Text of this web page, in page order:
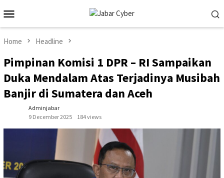
to
contentMenu
Home Headline
Pimpinan Komisi 1 DPR – RI Sampaikan
Duka Mendalam Atas Terjadinya Musibah
Banjir di Sumatera dan Aceh
Adminjabar
9 December 2025
184 views